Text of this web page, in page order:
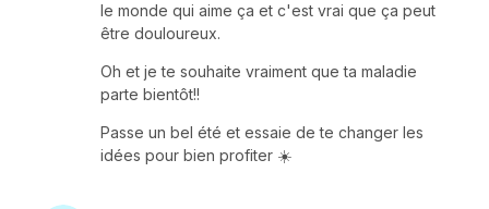
le monde qui aime ça et c'est vrai que ça peut
être douloureux.
Oh et je te souhaite vraiment que ta maladie
parte bientôt!!
Passe un bel été et essaie de te changer les
idées pour bien profiter ☀️